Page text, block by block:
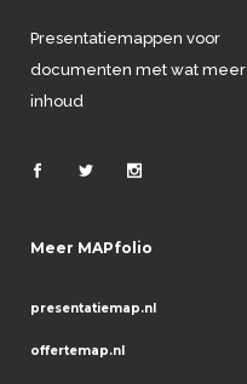
Presentatiemappen voor
documenten met wat meer
inhoud
Meer MAPfolio
presentatiemap.nl
offertemap.nl